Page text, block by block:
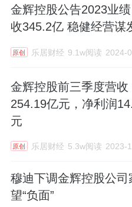
金辉控股公告2023业
收345.2亿 稳健经营谋
原创 乐居财经 9.1w阅读 2024-
金辉控股前三季度营收
254.19亿元，净利润
元
原创 乐居财经 5.3w阅读 2023-
穆迪下调金辉控股公司
望“负面”